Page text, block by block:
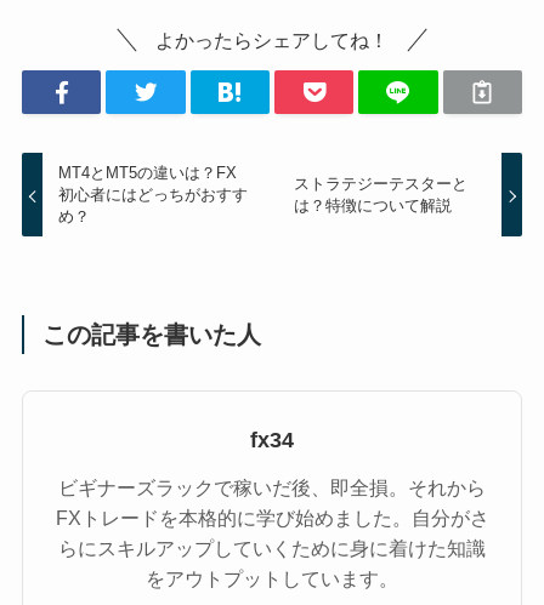
よかったらシェアしてね！
MT4とMT5の違いは？FX
初心者にはどっちがおすす
め？
ストラテジーテスターと
は？特徴について解説
この記事を書いた人
fx34
ビギナーズラックで稼いだ後、即全損。それから
FXトレードを本格的に学び始めました。自分がさ
らにスキルアップしていくために身に着けた知識
をアウトプットしています。